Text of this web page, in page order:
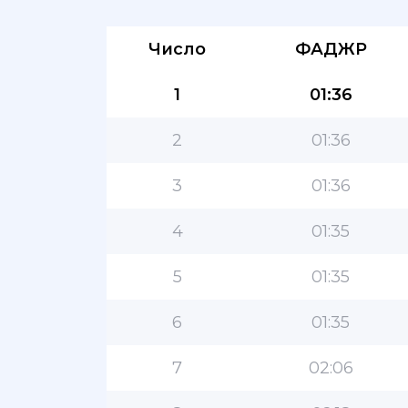
Число ФАДЖР
1 01:36
2 01:36
3 01:36
4 01:35
5 01:35
6 01:35
7 02:06